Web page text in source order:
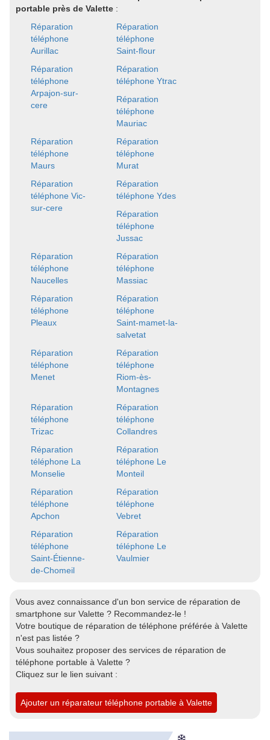
portable près de Valette :
Réparation
téléphone
Aurillac
Réparation
téléphone
Saint-flour
Réparation
téléphone
Arpajon-sur-
cere
Réparation
téléphone Ytrac
Réparation
téléphone
Mauriac
Réparation
téléphone
Maurs
Réparation
téléphone
Murat
Réparation
téléphone Vic-
sur-cere
Réparation
téléphone Ydes
Réparation
téléphone
Jussac
Réparation
téléphone
Naucelles
Réparation
téléphone
Massiac
Réparation
téléphone
Pleaux
Réparation
téléphone
Saint-mamet-la-
salvetat
Réparation
téléphone
Menet
Réparation
téléphone
Riom-ès-
Montagnes
Réparation
téléphone
Trizac
Réparation
téléphone
Collandres
Réparation
téléphone La
Monselie
Réparation
téléphone Le
Monteil
Réparation
téléphone
Apchon
Réparation
téléphone
Vebret
Réparation
téléphone
Saint-Étienne-
de-Chomeil
Réparation
téléphone Le
Vaulmier
Vous avez connaissance d'un bon service de réparation de
smartphone sur Valette ? Recommandez-le !
Votre boutique de réparation de téléphone préférée à Valette
n'est pas listée ?
Vous souhaitez proposer des services de réparation de
téléphone portable à Valette ?
Cliquez sur le lien suivant :
Ajouter un réparateur téléphone portable à Valette